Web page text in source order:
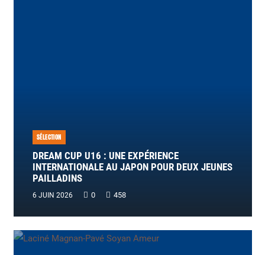
SÉLECTION
DREAM CUP U16 : UNE EXPÉRIENCE
INTERNATIONALE AU JAPON POUR DEUX JEUNES
PAILLADINS
6 JUIN 2026 0 458